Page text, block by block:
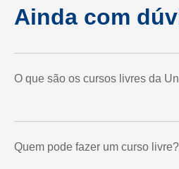
Ainda com
O que são os cursos livres da
Quem pode fazer um curso livre?